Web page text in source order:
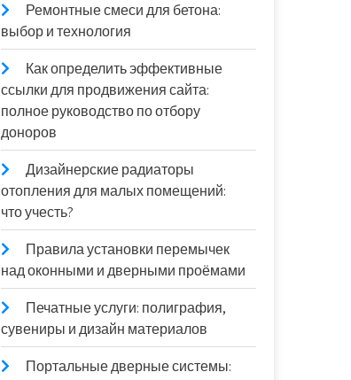
Ремонтные смеси для бетона:
выбор и технология
Как определить эффективные
ссылки для продвижения сайта:
полное руководство по отбору
доноров
Дизайнерские радиаторы
отопления для малых помещений:
что учесть?
Правила установки перемычек
над оконными и дверными проёмами
Печатные услуги: полиграфия,
сувениры и дизайн материалов
Портальные дверные системы: